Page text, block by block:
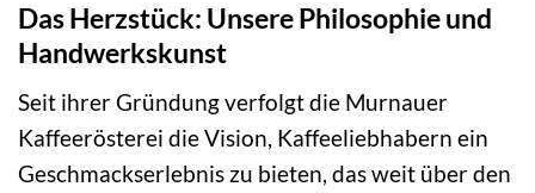
Das Herzstück: Unsere Philosophie und
Handwerkskunst
Seit ihrer Gründung verfolgt die Murnauer
Kaffeerösterei die Vision, Kaffeeliebhabern ein
Geschmackserlebnis zu bieten, das weit über den